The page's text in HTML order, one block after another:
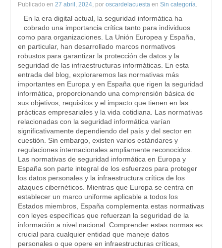
Publicado en 27 abril, 2024, por oscardelacuesta en Sin categoría.
En la era digital actual, la seguridad informática ha
cobrado una importancia crítica tanto para individuos
como para organizaciones. La Unión Europea y España,
en particular, han desarrollado marcos normativos
robustos para garantizar la protección de datos y la
seguridad de las infraestructuras informáticas. En esta
entrada del blog, exploraremos las normativas más
importantes en Europa y en España que rigen la seguridad
informática, proporcionando una comprensión básica de
sus objetivos, requisitos y el impacto que tienen en las
prácticas empresariales y la vida cotidiana. Las normativas
relacionadas con la seguridad informática varían
significativamente dependiendo del país y del sector en
cuestión. Sin embargo, existen varios estándares y
regulaciones internacionales ampliamente reconocidos.
Las normativas de seguridad informática en Europa y
España son parte integral de los esfuerzos para proteger
los datos personales y la infraestructura crítica de los
ataques cibernéticos. Mientras que Europa se centra en
establecer un marco uniforme aplicable a todos los
Estados miembros, España complementa estas normativas
con leyes específicas que refuerzan la seguridad de la
información a nivel nacional. Comprender estas normas es
crucial para cualquier entidad que maneje datos
personales o que opere en infraestructuras críticas,